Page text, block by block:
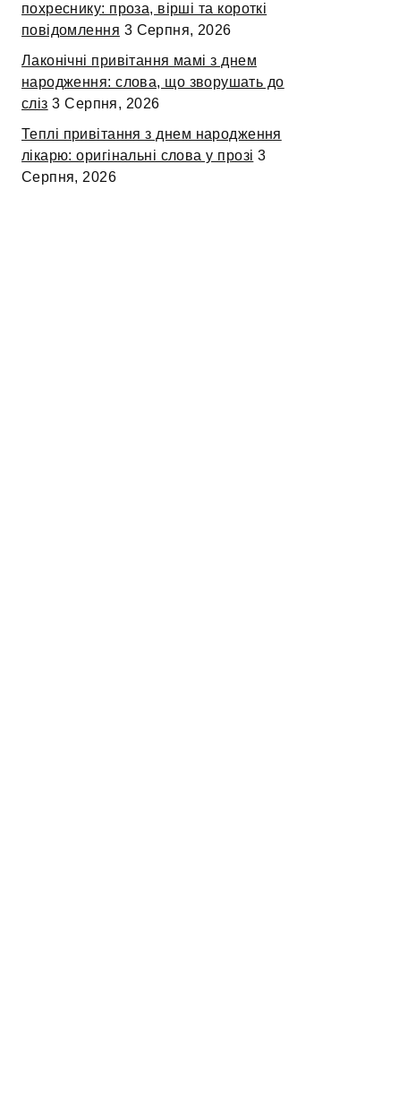
похреснику: проза, вірші та короткі
повідомлення 3 Серпня, 2026
Лаконічні привітання мамі з днем
народження: слова, що зворушать до
сліз 3 Серпня, 2026
Теплі привітання з днем народження
лікарю: оригінальні слова у прозі 3
Серпня, 2026